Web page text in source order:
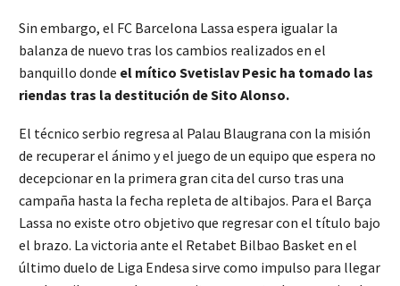
Sin embargo, el FC Barcelona Lassa espera igualar la
balanza de nuevo tras los cambios realizados en el
banquillo donde el mítico Svetislav Pesic ha tomado las
riendas tras la destitución de Sito Alonso.
El técnico serbio regresa al Palau Blaugrana con la misión
de recuperar el ánimo y el juego de un equipo que espera no
decepcionar en la primera gran cita del curso tras una
campaña hasta la fecha repleta de altibajos. Para el Barça
Lassa no existe otro objetivo que regresar con el título bajo
el brazo. La victoria ante el Retabet Bilbao Basket en el
último duelo de Liga Endesa sirve como impulso para llegar